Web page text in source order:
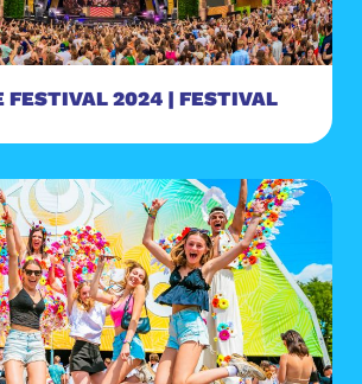
FESTIVAL 2024 | FESTIVAL